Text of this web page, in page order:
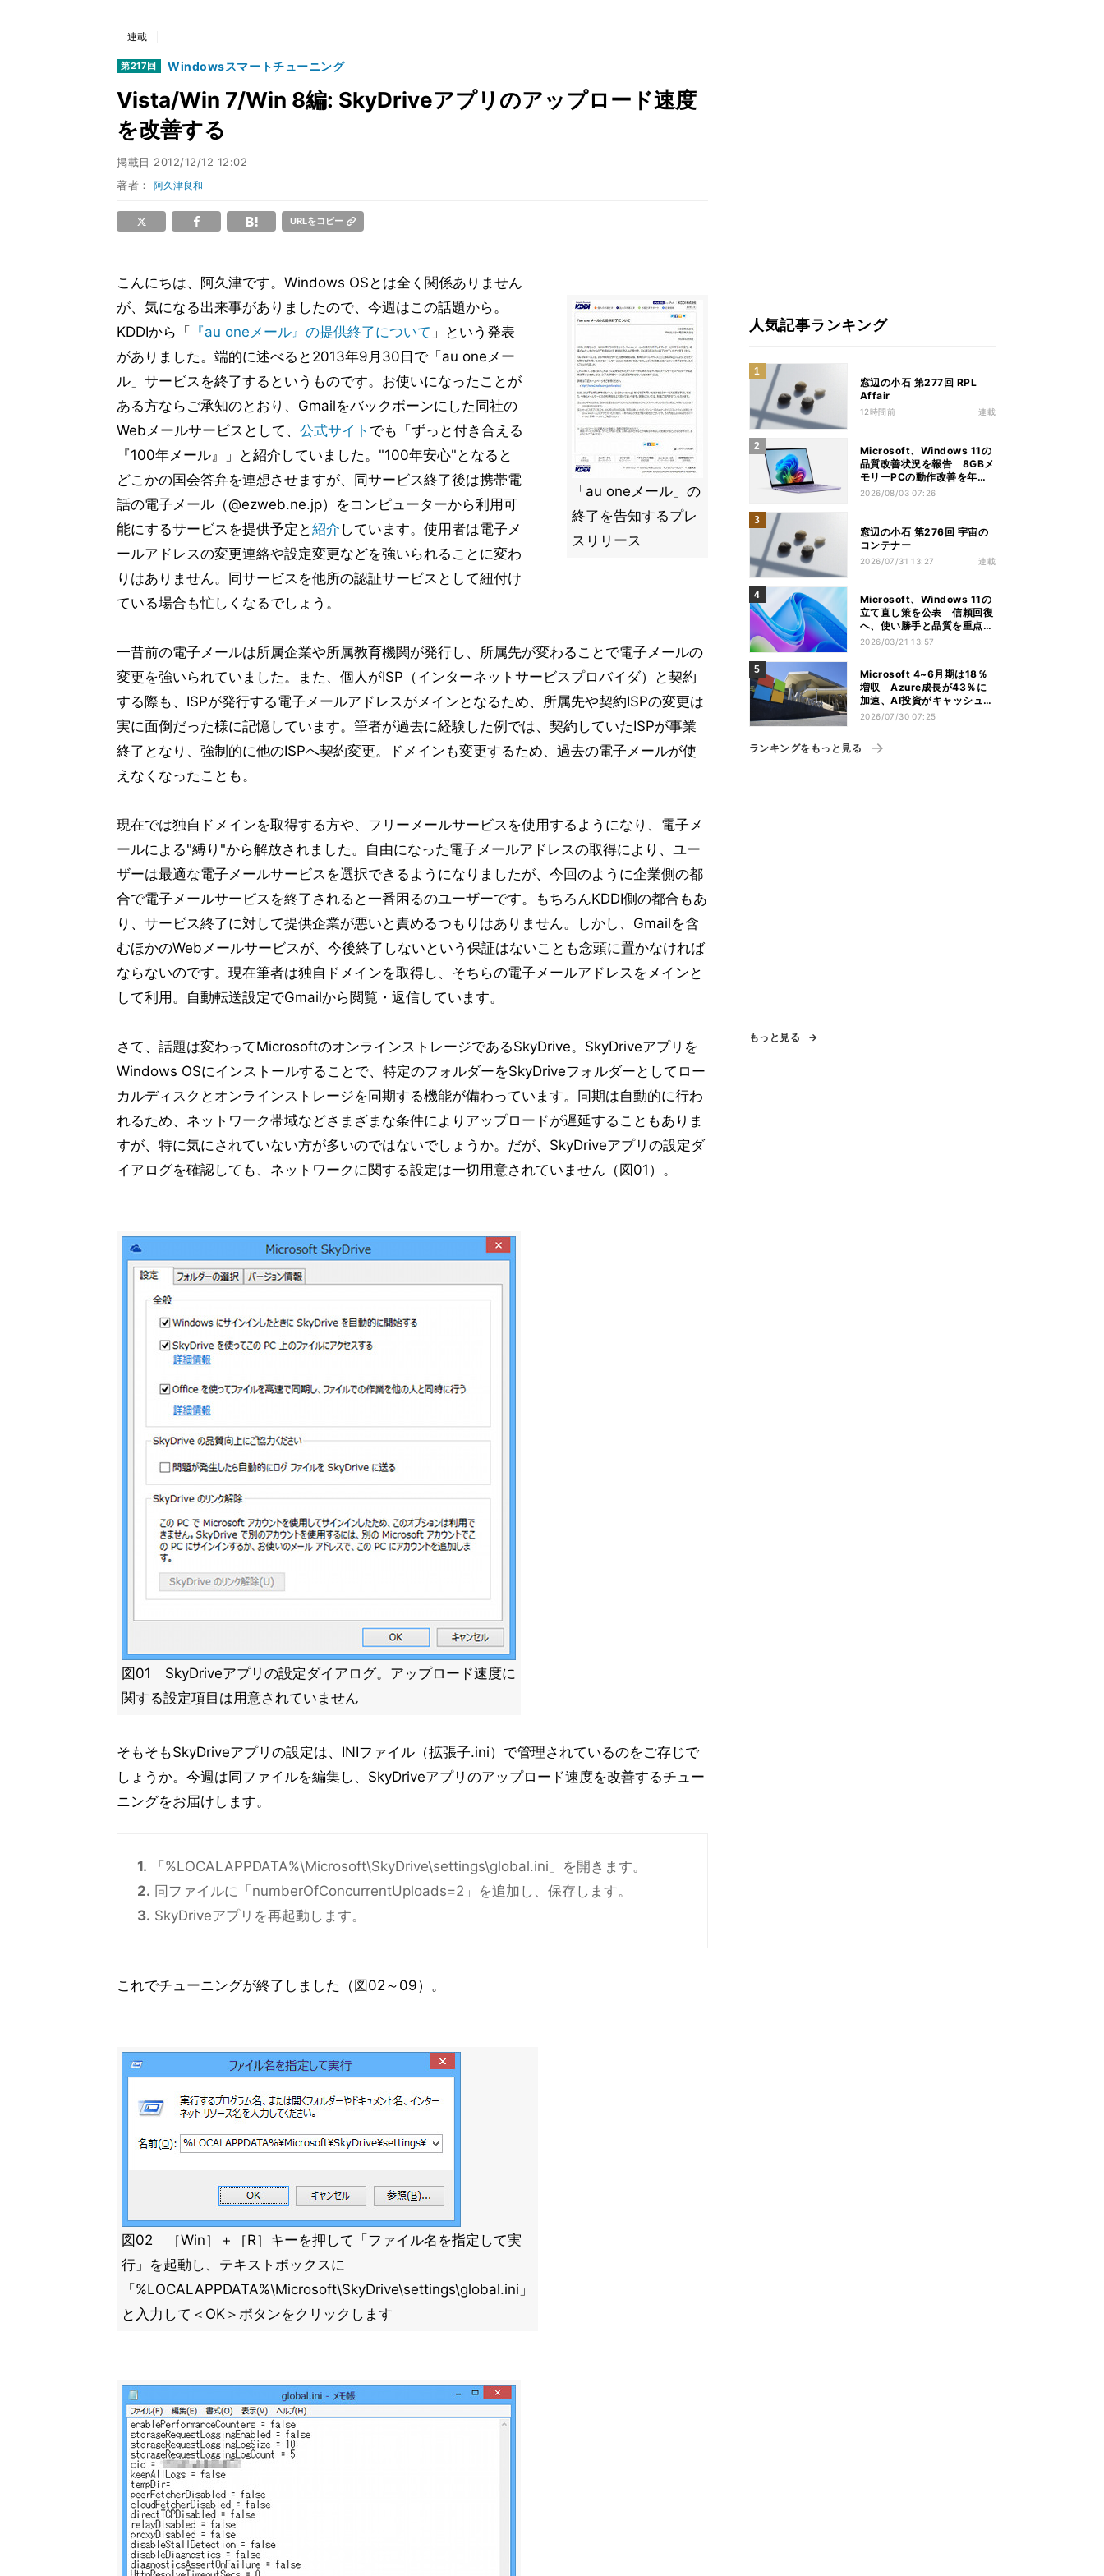
連載
第217回 Windowsスマートチューニング
Vista/Win 7/Win 8編: SkyDriveアプリのアップロード速度
を改善する
掲載日 2012/12/12 12:02
著者：阿久津良和
URLをコピー
「au oneメール」の
終了を告知するプレ
スリリース
こんにちは、阿久津です。Windows OSとは全く関係ありません
が、気になる出来事がありましたので、今週はこの話題から。
KDDIから「
『au oneメール』の提供終了について 」という発表
がありました。端的に述べると2013年9月30日で「au oneメー
ル」サービスを終了するというものです。お使いになったことが
ある方ならご承知のとおり、Gmailをバックボーンにした同社の
Webメールサービスとして、 公式サイト でも「ずっと付き合える
『100年メール』」と紹介していました。"100年安心"となると
どこかの国会答弁を連想させますが、同サービス終了後は携帯電
話の電子メール（@ezweb.ne.jp）をコンピューターから利用可
能にするサービスを提供予定と紹介 しています。使用者は電子メ
ールアドレスの変更連絡や設定変更などを強いられることに変わ
りはありません。同サービスを他所の認証サービスとして紐付け
ている場合も忙しくなるでしょう。
一昔前の電子メールは所属企業や所属教育機関が発行し、所属先が変わることで電子メールの
変更を強いられていました。また、個人がISP（インターネットサービスプロバイダ）と契約
する際も、ISPが発行する電子メールアドレスがメインとなるため、所属先や契約ISPの変更は
実に面倒だった様に記憶しています。筆者が過去に経験した例では、契約していたISPが事業
終了となり、強制的に他のISPへ契約変更。ドメインも変更するため、過去の電子メールが使
えなくなったことも。
現在では独自ドメインを取得する方や、フリーメールサービスを使用するようになり、電子メ
ールによる"縛り"から解放されました。自由になった電子メールアドレスの取得により、ユー
ザーは最適な電子メールサービスを選択できるようになりましたが、今回のように企業側の都
合で電子メールサービスを終了されると一番困るのユーザーです。もちろんKDDI側の都合もあ
り、サービス終了に対して提供企業が悪いと責めるつもりはありません。しかし、Gmailを含
むほかのWebメールサービスが、今後終了しないという保証はないことも念頭に置かなければ
ならないのです。現在筆者は独自ドメインを取得し、そちらの電子メールアドレスをメインと
して利用。自動転送設定でGmailから閲覧・返信しています。
さて、話題は変わってMicrosoftのオンラインストレージであるSkyDrive。SkyDriveアプリを
Windows OSにインストールすることで、特定のフォルダーをSkyDriveフォルダーとしてロー
カルディスクとオンラインストレージを同期する機能が備わっています。同期は自動的に行わ
れるため、ネットワーク帯域などさまざまな条件によりアップロードが遅延することもありま
すが、特に気にされていない方が多いのではないでしょうか。だが、SkyDriveアプリの設定ダ
イアログを確認しても、ネットワークに関する設定は一切用意されていません（図01）。
図01 SkyDriveアプリの設定ダイアログ。アップロード速度に
関する設定項目は用意されていません
そもそもSkyDriveアプリの設定は、INIファイル（拡張子.ini）で管理されているのをご存じで
しょうか。今週は同ファイルを編集し、SkyDriveアプリのアップロード速度を改善するチュー
ニングをお届けします。
1. 「%LOCALAPPDATA%\Microsoft\SkyDrive\settings\global.ini」を開きます。
2. 同ファイルに「numberOfConcurrentUploads=2」を追加し、保存します。
3. SkyDriveアプリを再起動します。
これでチューニングが終了しました（図02～09）。
図02 ［Win］＋［R］キーを押して「ファイル名を指定して実
行」を起動し、テキストボックスに
「%LOCALAPPDATA%\Microsoft\SkyDrive\settings\global.ini」
と入力して＜OK＞ボタンをクリックします
人気記事ランキング
窓辺の小石 第277回 RPL
Affair
12時間前 連載
Microsoft、Windows 11の
品質改善状況を報告 8GBメ
モリーPCの動作改善を年内
推進
2026/08/03 07:26
窓辺の小石 第276回 宇宙の
コンテナー
2026/07/31 13:27 連載
Microsoft、Windows 11の
立て直し策を公表 信頼回復
へ、使い勝手と品質を重点改
善
2026/03/21 13:57
Microsoft 4~6月期は18％
増収 Azure成長が43％に
加速、AI投資がキャッシュフ
ロー圧迫
2026/07/30 07:25
ランキングをもっと見る
もっと見る